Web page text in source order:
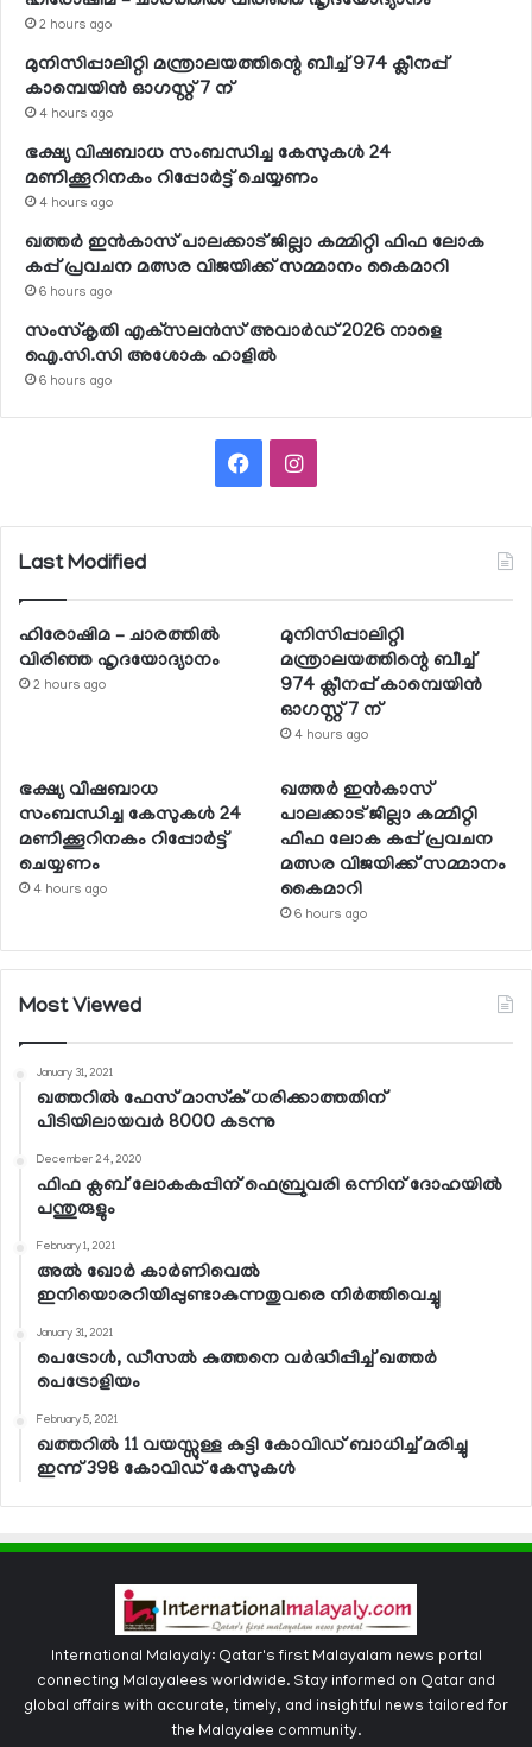
2 hours ago
മുനിസിപ്പാലിറ്റി മന്ത്രാലയത്തിന്റെ ബീച്ച് 974 ക്ലീനപ്പ്
കാമ്പെയിന്‍ ഓഗസ്റ്റ് 7 ന്
4 hours ago
ഭക്ഷ്യ വിഷബാധ സംബന്ധിച്ച കേസുകള്‍ 24
മണിക്കൂറിനകം റിപ്പോര്‍ട്ട് ചെയ്യണം
4 hours ago
ഖത്തര്‍ ഇന്‍കാസ് പാലക്കാട് ജില്ലാ കമ്മിറ്റി ഫിഫ ലോക
കപ്പ് പ്രവചന മത്സര വിജയിക്ക് സമ്മാനം കൈമാറി
6 hours ago
സംസ്‌കൃതി എക്‌സലന്‍സ് അവാര്‍ഡ് 2026 നാളെ
ഐ.സി.സി അശോക ഹാളില്‍
6 hours ago
FacebookInstagram
Last Modified
ഹിരോഷിമ – ചാരത്തിൽ
വിരിഞ്ഞ ഹൃദയോദ്യാനം
2 hours ago
മുനിസിപ്പാലിറ്റി
മന്ത്രാലയത്തിന്റെ ബീച്ച്
974 ക്ലീനപ്പ് കാമ്പെയിന്‍
ഓഗസ്റ്റ് 7 ന്
4 hours ago
ഭക്ഷ്യ വിഷബാധ
സംബന്ധിച്ച കേസുകള്‍ 24
മണിക്കൂറിനകം റിപ്പോര്‍ട്ട്
ചെയ്യണം
4 hours ago
ഖത്തര്‍ ഇന്‍കാസ്
പാലക്കാട് ജില്ലാ കമ്മിറ്റി
ഫിഫ ലോക കപ്പ് പ്രവചന
മത്സര വിജയിക്ക് സമ്മാനം
കൈമാറി
6 hours ago
Most Viewed
January 31, 2021
ഖത്തറില്‍ ഫേസ് മാസ്‌ക് ധരിക്കാത്തതിന്
പിടിയിലായവര്‍ 8000 കടന്നു
December 24, 2020
ഫിഫ ക്ലബ് ലോകകപ്പിന് ഫെബ്രുവരി ഒന്നിന് ദോഹയില്‍
പന്തുരുളും
February 1, 2021
അല്‍ ഖോര്‍ കാര്‍ണിവെല്‍
ഇനിയൊരറിയിപ്പുണ്ടാകുന്നതുവരെ നിര്‍ത്തിവെച്ചു
January 31, 2021
പെട്രോള്‍, ഡീസല്‍ കുത്തനെ വര്‍ദ്ധിപ്പിച്ച് ഖത്തര്‍
പെട്രോളിയം
February 5, 2021
ഖത്തറില്‍ 11 വയസ്സുള്ള കുട്ടി കോവിഡ് ബാധിച്ച് മരിച്ചു
ഇന്ന് 398 കോവിഡ് കേസുകള്‍
International Malayaly: Qatar's first Malayalam news portal
connecting Malayalees worldwide. Stay informed on Qatar and
global affairs with accurate, timely, and insightful news tailored for
the Malayalee community.